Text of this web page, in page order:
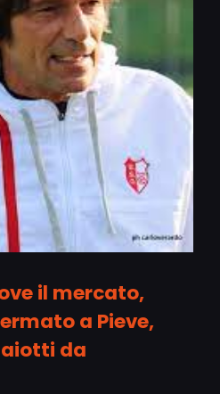
il mercato,
a Pieve,
da